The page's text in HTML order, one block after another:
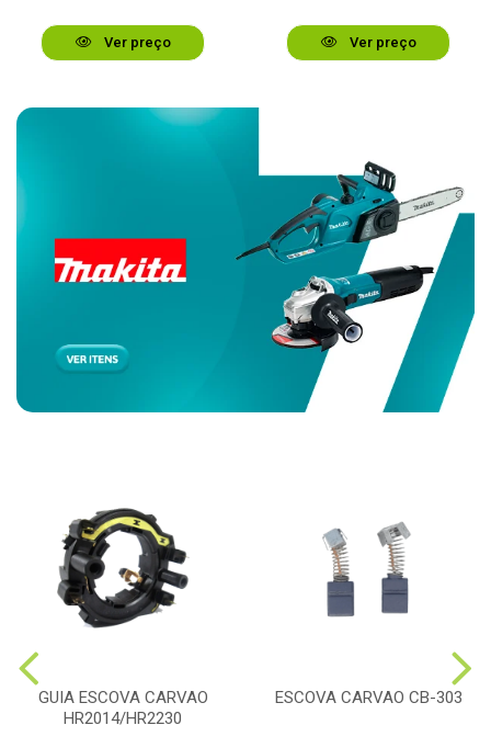
Ver preço Ver preço
GUIA ESCOVA CARVAO
HR2014/HR2230
ESCOVA CARVAO CB-303